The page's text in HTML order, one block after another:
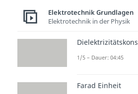
Nach Beantwortung
Studyflix zu verbessern.
Hochpass
Elektrotechnik Grundlagen
Elektrotechnik in der Physik
1/5 – Dauer: 04:45
Farad Einheit